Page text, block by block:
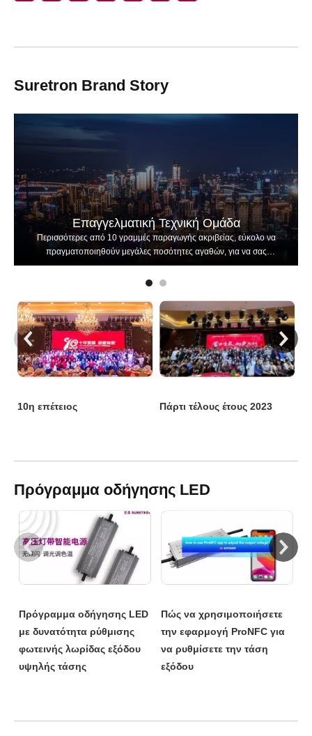
Suretron Brand Story
Επαγγελματική Τεχνική Ομάδα
Περισσότερες από 10 γραμμές παραγωγής ακριβείας, εύκολο να
πραγματοποιηθούν μεγάλες ποσότητες αγαθών, για να σας
παρέχουν την καλύτερη τιμή.
Πρόγραμμα οδήγησης LED
Πρόγραμμα οδήγησης LED
με δυνατότητα ρύθμισης
φωτεινής λωρίδας εξόδου
Πώς να χρησιμοποιήσετε
την εφαρμογή ProNFC για
να ρυθμίσετε την τάση